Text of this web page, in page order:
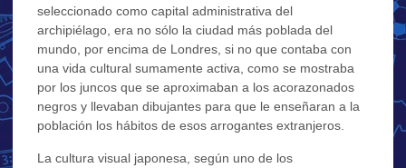
seleccionado como capital administrativa del
archipiélago, era no sólo la ciudad más poblada del
mundo, por encima de Londres, si no que contaba con
una vida cultural sumamente activa, como se mostraba
por los juncos que se aproximaban a los acorazonados
negros y llevaban dibujantes para que le enseñaran a la
población los hábitos de esos arrogantes extranjeros.
La cultura visual japonesa, según uno de los